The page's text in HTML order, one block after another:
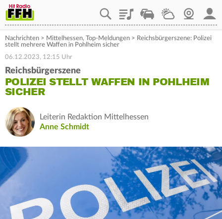
PlaylistStaupilotWetterWebcam
Nachrichten > Mittelhessen, Top-Meldungen > Reichsbürgerszene: Polizei
stellt mehrere Waffen in Pohlheim sicher
06.12.2023, 12:15 Uhr
Reichsbürgerszene
POLIZEI STELLT WAFFEN IN POHLHEIM
SICHER
Leiterin Redaktion Mittelhessen
Anne Schmidt